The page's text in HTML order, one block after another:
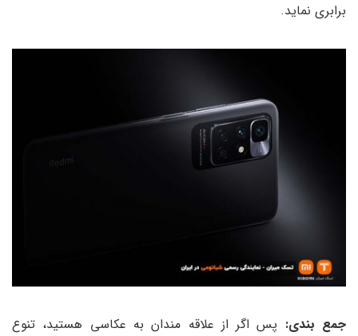
برابری نماید.
جمع بندی: پس اگر از علاقه مندان به عکاسی هستید، تنوع